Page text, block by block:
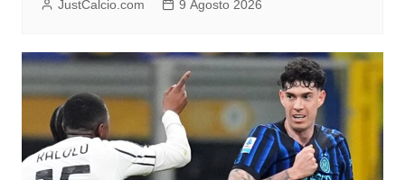
JustCalcio.com 9 Agosto 2026